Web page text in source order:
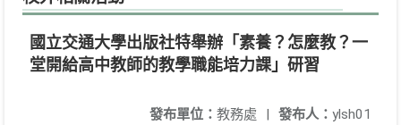
國立交通大學出版社特舉辦「素養？怎麼教？一
堂開給高中教師的教學職能培力課」研習
發布人： ylsh01
發布單位： 教務處 |